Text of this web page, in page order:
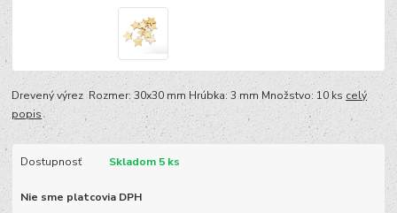
Drevený výrez Rozmer: 30x30 mm Hrúbka: 3 mm Množstvo: 10 ks celý
popis
Dostupnosť Skladom 5 ks
Nie sme platcovia DPH